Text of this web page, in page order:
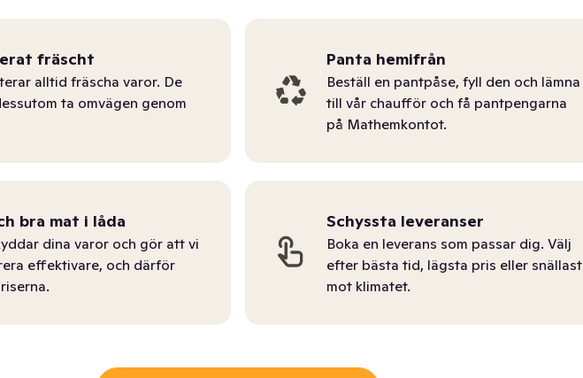
fräscht
alltid fräscha varor. De
ta omvägen genom
Panta hemifrån
Beställ en pantpåse, fyll den och lämna
till vår chaufför och få pantpengarna
på Mathemkontot.
bra mat i låda
dina varor och gör att vi
effektivare, och därför
Schyssta leveranser
Boka en leverans som passar dig. Välj
efter bästa tid, lägsta pris eller snällast
mot klimatet.